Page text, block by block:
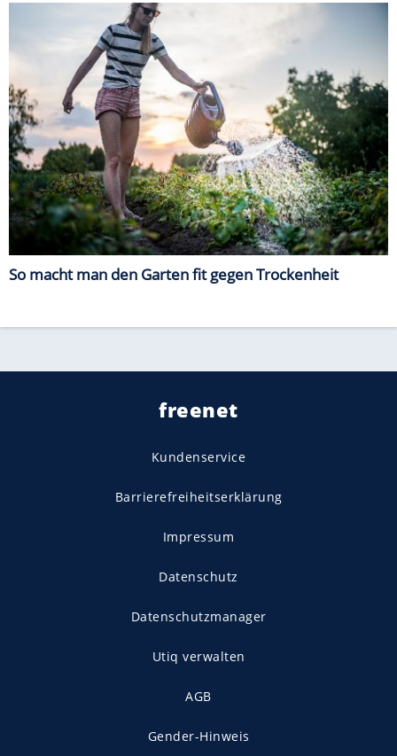
So macht man den Garten fit gegen Trockenheit
freenet
Kundenservice
Barrierefreiheitserklärung
Impressum
Datenschutz
Datenschutzmanager
Utiq verwalten
AGB
Gender-Hinweis